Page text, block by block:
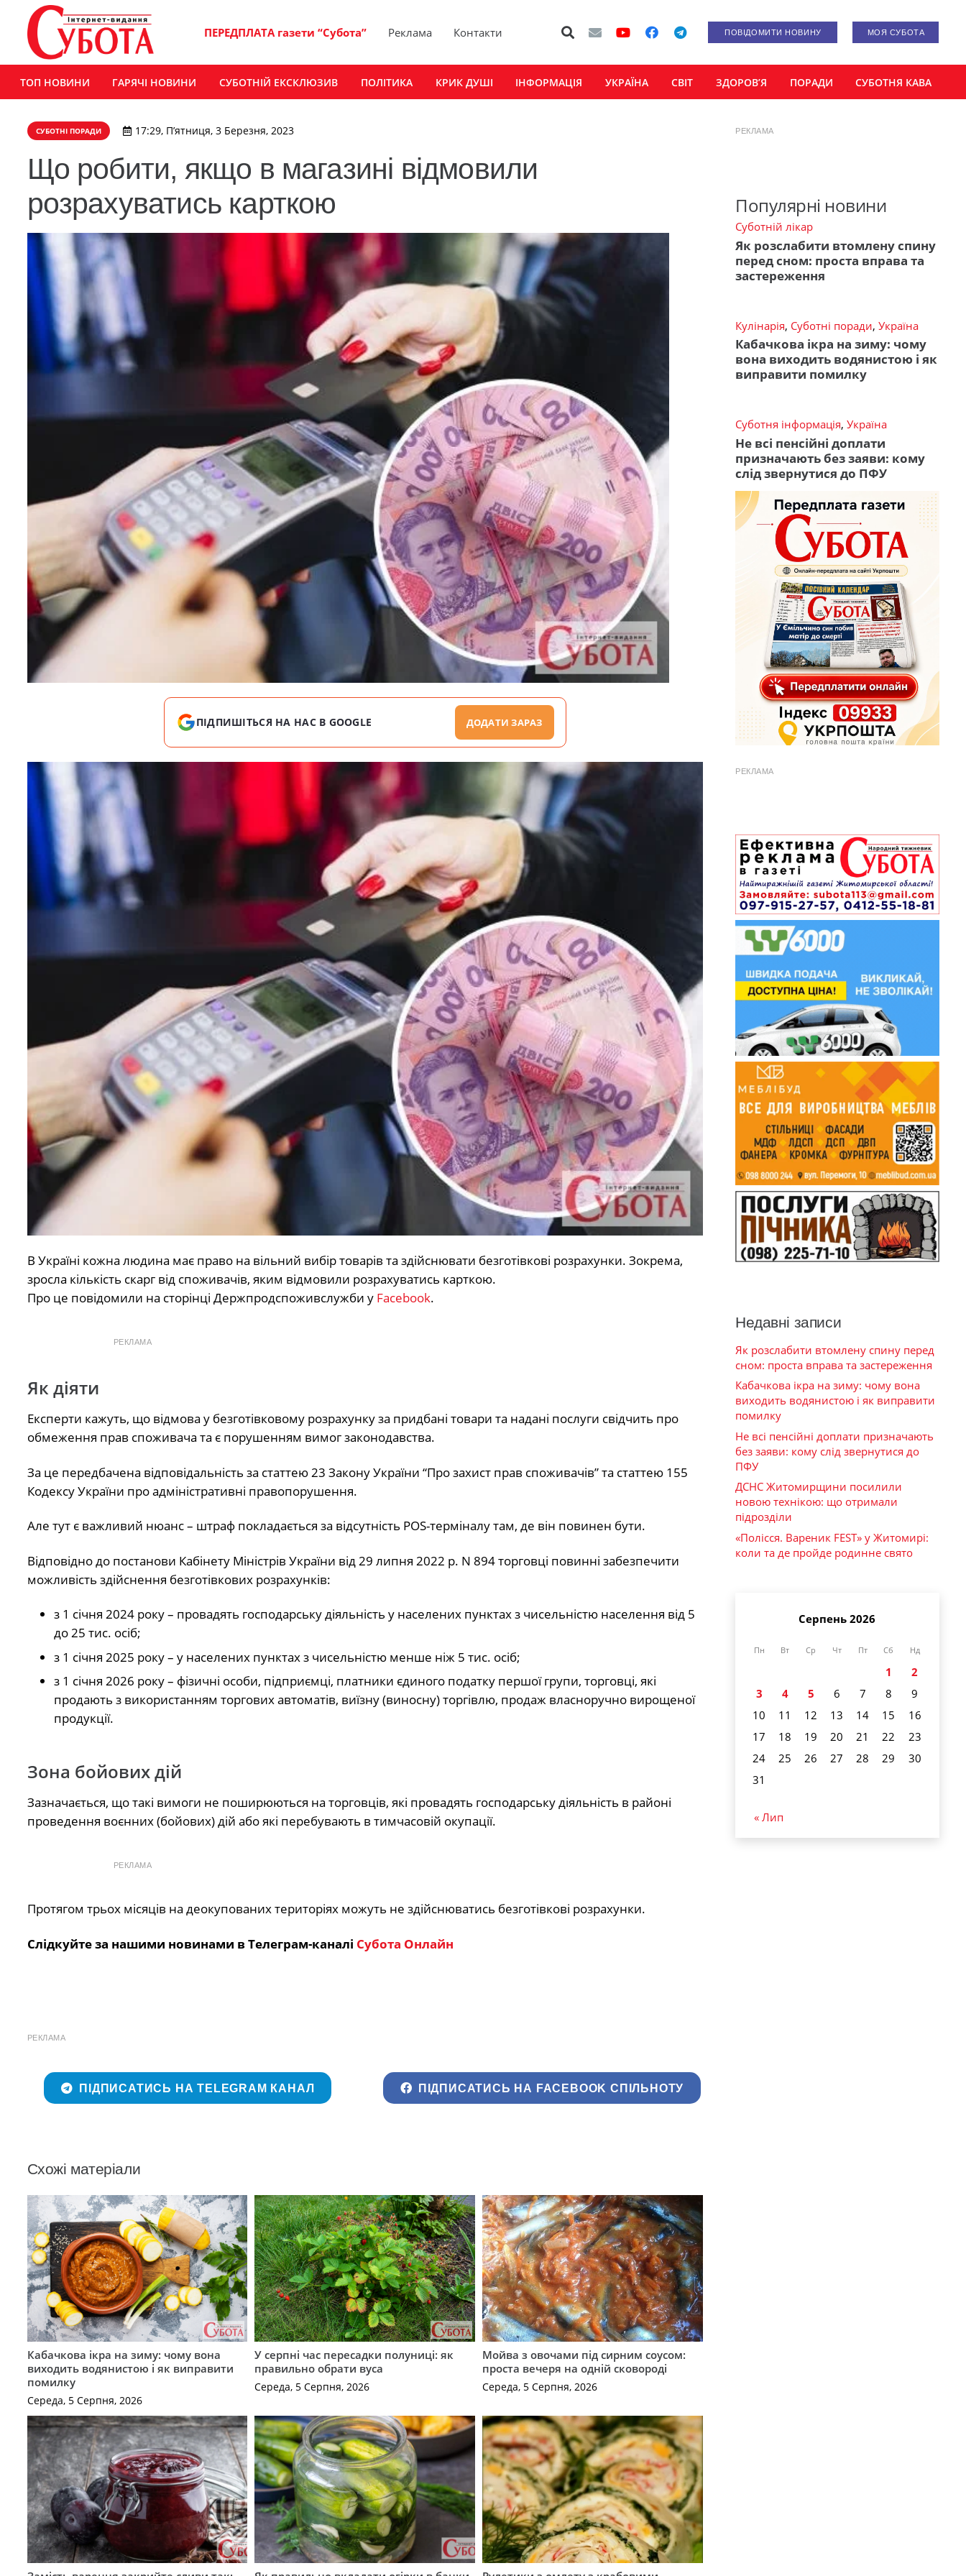
ПЕРЕДПЛАТА газети “Субота” Реклама Контакти ПОВІДОМИТИ НОВИНУ МОЯ СУБОТА
ТОП НОВИНИ ГАРЯЧІ НОВИНИ СУБОТНІЙ ЕКСКЛЮЗИВ ПОЛІТИКА КРИК ДУШІ ІНФОРМАЦІЯ УКРАЇНА СВІТ ЗДОРОВ’Я ПОРАДИ СУБОТНЯ КАВА
СУБОТНІ ПОРАДИ 17:29, П’ятниця, 3 Березня, 2023
Що робити, якщо в магазині відмовили
розрахуватись карткою
ПІДПИШІТЬСЯ НА НАС В GOOGLE ДОДАТИ ЗАРАЗ
В Україні кожна людина має право на вільний вибір товарів та здійснювати безготівкові розрахунки. Зокрема,
зросла кількість скарг від споживачів, яким відмовили розрахуватись карткою.
Про це повідомили на сторінці Держпродспоживслужби у Facebook.
РЕКЛАМА
Як діяти
Експерти кажуть, що відмова у безготівковому розрахунку за придбані товари та надані послуги свідчить про
обмеження прав споживача та є порушенням вимог законодавства.
За це передбачена відповідальність за статтею 23 Закону України “Про захист прав споживачів” та статтею 155
Кодексу України про адміністративні правопорушення.
Але тут є важливий нюанс – штраф покладається за відсутність POS-терміналу там, де він повинен бути.
Відповідно до постанови Кабінету Міністрів України від 29 липня 2022 р. N 894 торговці повинні забезпечити
можливість здійснення безготівкових розрахунків:
з 1 січня 2024 року – провадять господарську діяльність у населених пунктах з чисельністю населення від 5
до 25 тис. осіб;
з 1 січня 2025 року – у населених пунктах з чисельністю менше ніж 5 тис. осіб;
з 1 січня 2026 року – фізичні особи, підприємці, платники єдиного податку першої групи, торговці, які
продають з використанням торгових автоматів, виїзну (виносну) торгівлю, продаж власноручно вирощеної
продукції.
Зона бойових дій
Зазначається, що такі вимоги не поширюються на торговців, які провадять господарську діяльність в районі
проведення воєнних (бойових) дій або які перебувають в тимчасовій окупації.
РЕКЛАМА
Протягом трьох місяців на деокупованих територіях можуть не здійснюватись безготівкові розрахунки.
Слідкуйте за нашими новинами в Телеграм-каналі Субота Онлайн
РЕКЛАМА
ПІДПИСАТИСЬ НА TELEGRAM КАНАЛ ПІДПИСАТИСЬ НА FACEBOOK СПІЛЬНОТУ
Схожі матеріали
Кабачкова ікра на зиму: чому вона
виходить водянистою і як виправити
помилку
Середа, 5 Серпня, 2026
У серпні час пересадки полуниці: як
правильно обрати вуса
Середа, 5 Серпня, 2026
Мойва з овочами під сирним соусом:
проста вечеря на одній сковороді
Середа, 5 Серпня, 2026
РЕКЛАМА
Популярні новини
Суботній лікар
Як розслабити втомлену спину
перед сном: проста вправа та
застереження
Кулінарія, Суботні поради, Україна
Кабачкова ікра на зиму: чому
вона виходить водянистою і як
виправити помилку
Суботня інформація, Україна
Не всі пенсійні доплати
призначають без заяви: кому
слід звернутися до ПФУ
РЕКЛАМА
Недавні записи
Як розслабити втомлену спину перед
сном: проста вправа та застереження
Кабачкова ікра на зиму: чому вона
виходить водянистою і як виправити
помилку
Не всі пенсійні доплати призначають
без заяви: кому слід звернутися до
ПФУ
ДСНС Житомирщини посилили
новою технікою: що отримали
підрозділи
«Полісся. Вареник FEST» у Житомирі:
коли та де пройде родинне свято
Серпень 2026
Пн Вт Ср Чт Пт Сб Нд
1
2
3
4 5 6 7 8
9
10
11 12 13 14 15
16
17
18 19 20 21 22
23
24
25 26 27 28 29
30
31
« Лип